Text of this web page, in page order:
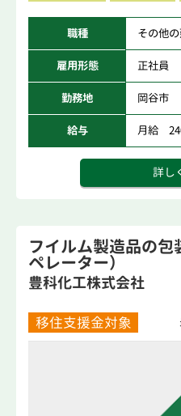
職種 その他
雇用形態 正社員
勤務地 岡谷市
給与 月給
詳し
フイルム製造品の
ペレーター）
豊科化工株式会社
移住支援金対象